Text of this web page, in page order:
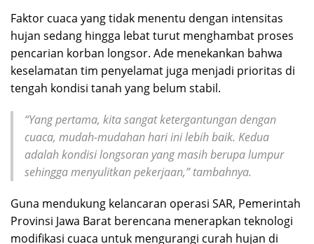
Faktor cuaca yang tidak menentu dengan intensitas
hujan sedang hingga lebat turut menghambat proses
pencarian korban longsor. Ade menekankan bahwa
keselamatan tim penyelamat juga menjadi prioritas di
tengah kondisi tanah yang belum stabil.
“Yang pertama, kita sangat ketergantungan dengan
cuaca, mudah-mudahan hari ini lebih baik. Kedua
adalah kondisi longsoran yang masih berupa lumpur
sehingga menyulitkan pekerjaan,” tambahnya.
Guna mendukung kelancaran operasi SAR, Pemerintah
Provinsi Jawa Barat berencana menerapkan teknologi
modifikasi cuaca untuk mengurangi curah hujan di